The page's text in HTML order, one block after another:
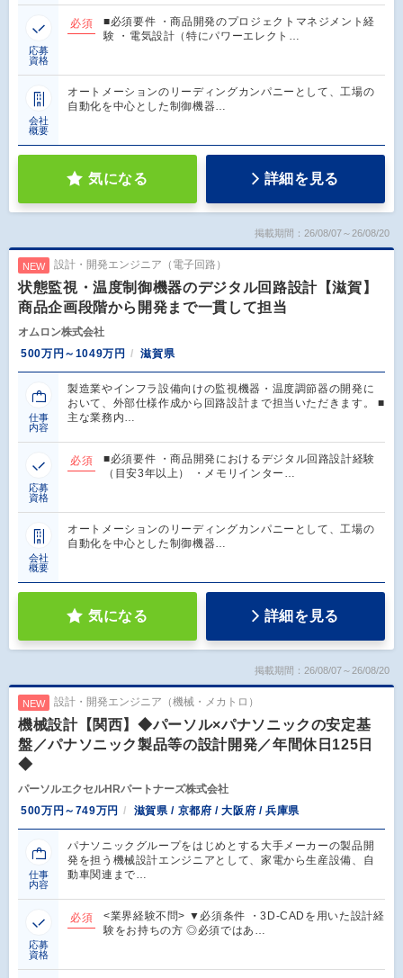
応募
資格
必須
■必須要件 ・商品開発のプロジェクトマネジメント経
験 ・電気設計（特にパワーエレクト…
会社
概要
オートメーションのリーディングカンパニーとして、工場の
自動化を中心とした制御機器…
気になる 詳細を見る
掲載期間：26/08/07～26/08/20
NEW 設計・開発エンジニア（電子回路）
状態監視・温度制御機器のデジタル回路設計【滋賀】
商品企画段階から開発まで一貫して担当
オムロン株式会社
500万円～1049万円
滋賀県
仕事
内容
製造業やインフラ設備向けの監視機器・温度調節器の開発に
おいて、外部仕様作成から回路設計まで担当いただきます。 ■
主な業務内…
応募
資格
必須
■必須要件 ・商品開発におけるデジタル回路設計経験
（目安3年以上） ・メモリインター…
会社
概要
オートメーションのリーディングカンパニーとして、工場の
自動化を中心とした制御機器…
気になる 詳細を見る
掲載期間：26/08/07～26/08/20
NEW 設計・開発エンジニア（機械・メカトロ）
機械設計【関西】◆パーソル×パナソニックの安定基
盤／パナソニック製品等の設計開発／年間休日125日
◆
パーソルエクセルHRパートナーズ株式会社
500万円～749万円
滋賀県 / 京都府 / 大阪府 / 兵庫県
仕事
内容
パナソニックグループをはじめとする大手メーカーの製品開
発を担う機械設計エンジニアとして、家電から生産設備、自
動車関連まで…
応募
資格
必須
<業界経験不問> ▼必須条件 ・3D-CADを用いた設計経
験をお持ちの方 ◎必須ではあ…